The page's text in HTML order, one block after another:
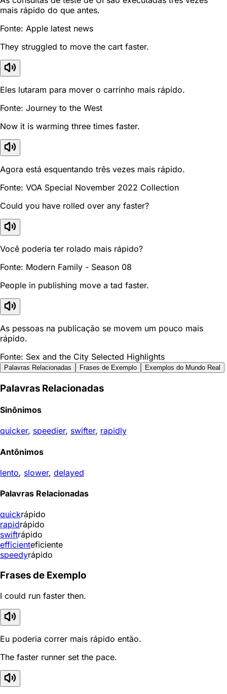
mais rápido do que antes.
Fonte: Apple latest news
They struggled to move the cart faster.
Eles lutaram para mover o carrinho mais rápido.
Fonte: Journey to the West
Now it is warming three times faster.
Agora está esquentando três vezes mais rápido.
Fonte: VOA Special November 2022 Collection
Could you have rolled over any faster?
Você poderia ter rolado mais rápido?
Fonte: Modern Family - Season 08
People in publishing move a tad faster.
As pessoas na publicação se movem um pouco mais
rápido.
Fonte: Sex and the City Selected Highlights
Palavras Relacionadas Frases de Exemplo Exemplos do Mundo Real
Palavras Relacionadas
Sinônimos
quicker, speedier, swifter, rapidly
Antônimos
lento, slower, delayed
Palavras Relacionadas
quickrápido
rapidrápido
swiftrápido
efficienteficiente
speedyrápido
Frases de Exemplo
I could run faster then.
Eu poderia correr mais rápido então.
The faster runner set the pace.